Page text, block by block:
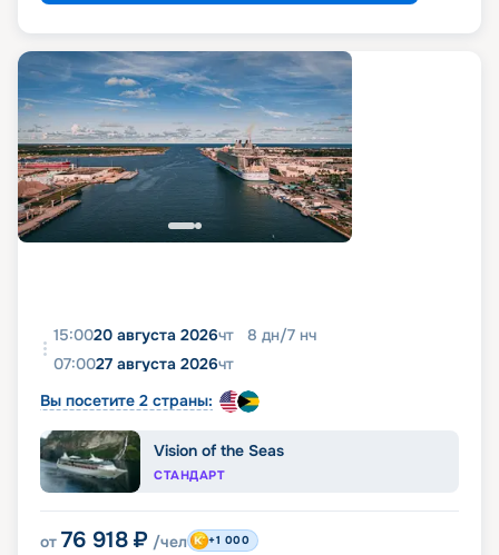
15:0020 августа 2026чт 8 дн/7 нч
07:0027 августа 2026чт
Вы посетите 2 страны:
Vision of the Seas
СТАНДАРТ
от 76 918 ₽ /чел +1 000